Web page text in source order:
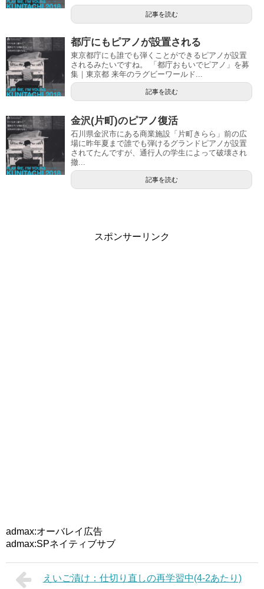
記事を読む
都庁にもピアノが設置される
東京都庁にも誰でも弾くことができるピアノが設置
されるみたいですね。 「都庁おもいでピアノ」を募
集｜東京都 来年のラグビーワールド...
記事を読む
金沢(片町)のピアノ復活
石川県金沢市にある商業施設「片町きらら」前の広
場に昨年夏まで誰でも弾けるグランドピアノが設置
されてたんですが、通行人の学生によって破壊され
撤...
記事を読む
スポンサーリンク
admax:オーバレイ広告
admax:SPネイティブサブ
えいご漬け：仕切り直しの再学習中(4-2あたり)